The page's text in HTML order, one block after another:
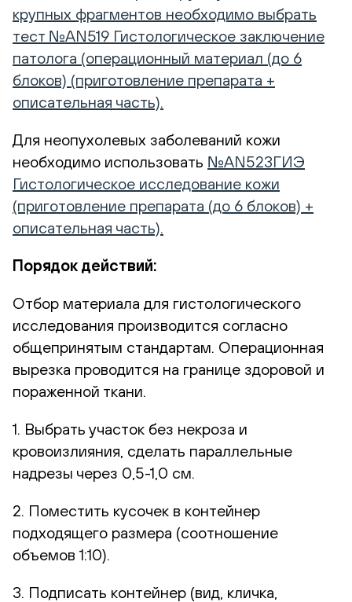
крупных фрагментов необходимо выбрать
тест №AN519 Гистологическое заключение
патолога (операционный материал (до 6
блоков) (приготовление препарата +
описательная часть).
Для неопухолевых заболеваний кожи
необходимо использовать №AN523ГИЭ
Гистологическое исследование кожи
(приготовление препарата (до 6 блоков) +
описательная часть).
Порядок действий:
Отбор материала для гистологического
исследования производится согласно
общепринятым стандартам. Операционная
вырезка проводится на границе здоровой и
пораженной ткани.
1. Выбрать участок без некроза и
кровоизлияния, сделать параллельные
надрезы через 0,5-1,0 см.
2. Поместить кусочек в контейнер
подходящего размера (соотношение
объемов 1:10).
3. Подписать контейнер (вид, кличка,